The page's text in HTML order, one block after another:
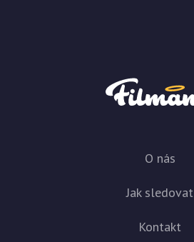
O nás
Jak sledovat
Kontakt